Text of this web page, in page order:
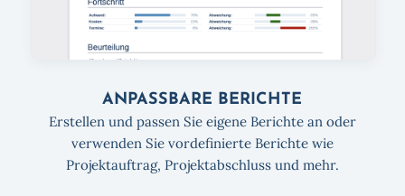
ANPASSBARE BERICHTE
Erstellen und passen Sie eigene Berichte an oder
verwenden Sie vordefinierte Berichte wie
Projektauftrag, Projektabschluss und mehr.